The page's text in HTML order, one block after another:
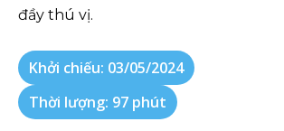
đầy thú vị.
Khởi chiếu: 03/05/2024
Thời lượng: 97 phút